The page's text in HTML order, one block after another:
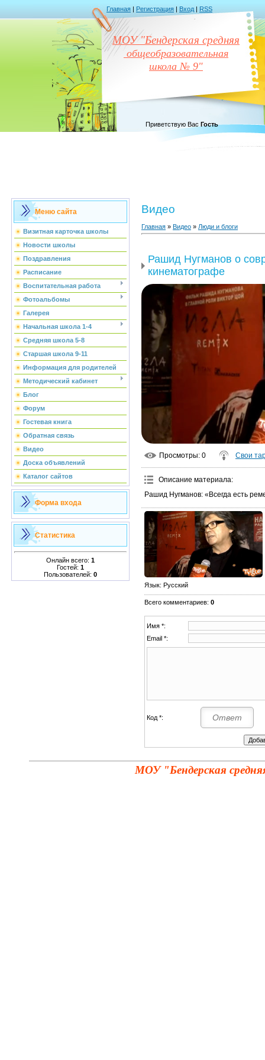
Главная | Регистрация | Вход | RSS
МОУ "Бендерская средняя
общеобразовательная
школа № 9"
Приветствую Вас Гость
Меню сайта
Визитная карточка школы
Новости школы
Поздравления
Расписание
Воспитательная работа
Фотоальбомы
Галерея
Начальная школа 1-4
Средняя школа 5-8
Старшая школа 9-11
Информация для родителей
Методический кабинет
Блог
Форум
Гостевая книга
Обратная связь
Видео
Доска объявлений
Каталог сайтов
Форма входа
Статистика
Онлайн всего: 1
Гостей: 1
Пользователей: 0
Видео
Главная » Видео » Люди и блоги
Рашид Нугманов о
кинематографе
Просмотры: 0 Свои
Описание материала:
Рашид Нугманов: «Всегда есть
Язык: Русский
Всего комментариев: 0
Имя *:
Email *:
Код *:
МОУ "Бендерская